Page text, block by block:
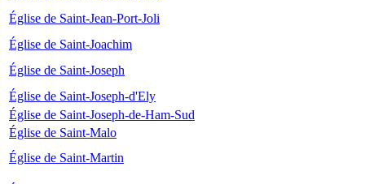
Église de Saint-Jean-Port-Joli
Église de Saint-Joachim
Église de Saint-Joseph
Église de Saint-Joseph-d'Ely
Église de Saint-Joseph-de-Ham-Sud
Église de Saint-Malo
Église de Saint-Martin